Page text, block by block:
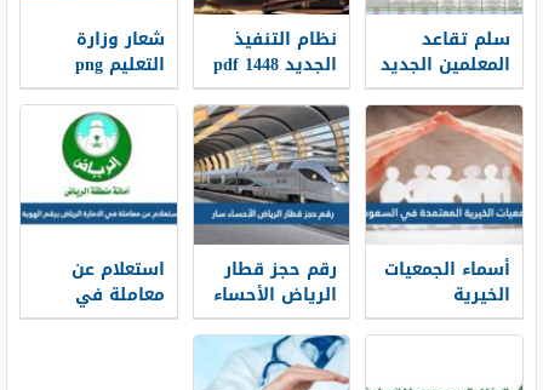
سلم تقاعد
المعلمين الجديد
1448
نظام التنفيذ
الجديد 1448 pdf
شعار وزارة
التعليم png
الجديد 1448
أسماء الجمعيات
الخيرية
المعتمدة في
السعودية
رقم حجز قطار
الرياض الأحساء
سار محطة
القطار الموحد
1448
استعلام عن
معاملة في
الامارة الرياض